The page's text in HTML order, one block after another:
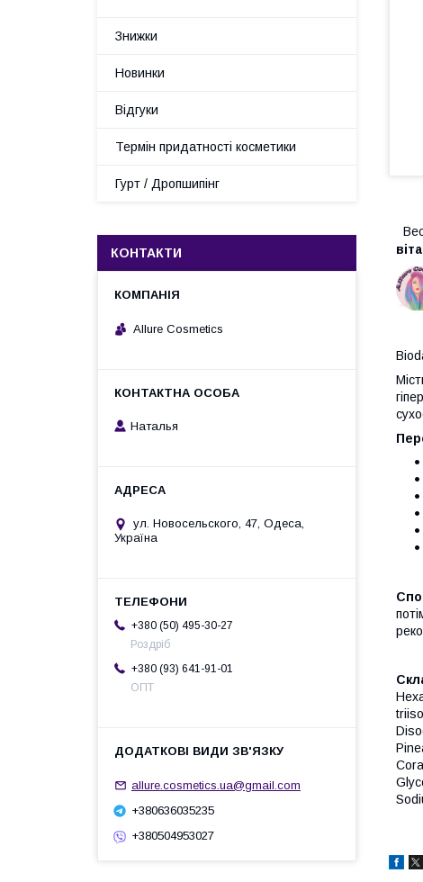
Знижки
Новинки
Відгуки
Термін придатності косметики
Гурт / Дропшипінг
КОНТАКТИ
Allure Cosmetics
Наталья
ул. Новосельского, 47, Одеса,
Україна
+380 (50) 495-30-27
Роздріб
+380 (93) 641-91-01
ОПТ
allure.cosmetics.ua@gmail.com
+380636035235
+380504953027